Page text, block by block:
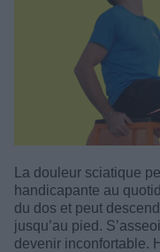
La douleur sciatique
handicapante au
du dos et peut
jusqu’au pied.
devenir inconfortable.